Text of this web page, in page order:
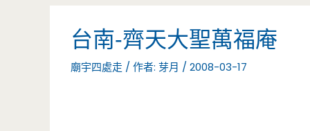
台南-齊天大聖萬福庵
廟宇四處走 / 作者: 芽月 / 2008-03-17